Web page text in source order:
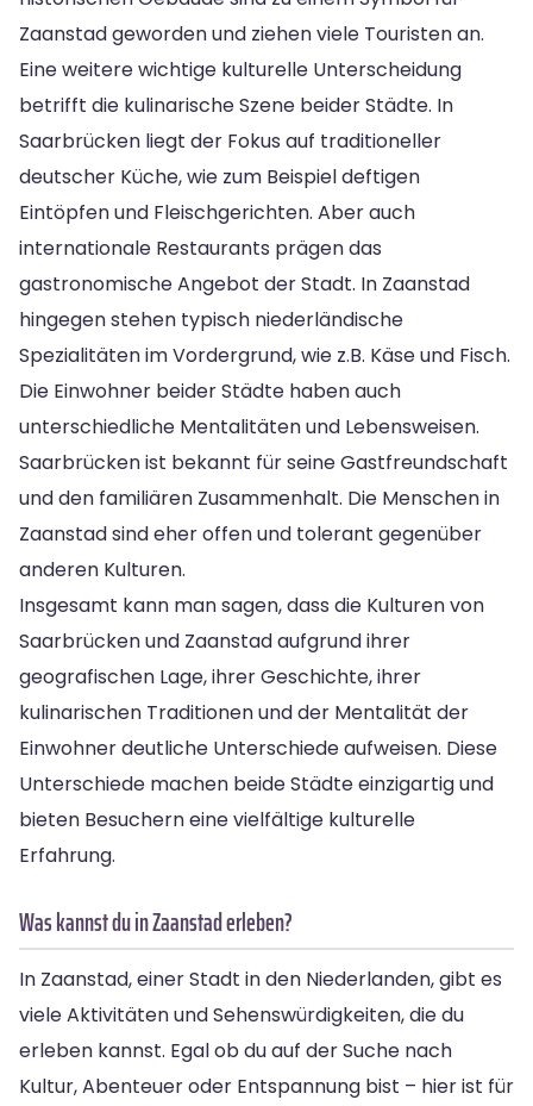
Zaanstad geworden und ziehen viele Touristen an.
Eine weitere wichtige kulturelle Unterscheidung
betrifft die kulinarische Szene beider Städte. In
Saarbrücken liegt der Fokus auf traditioneller
deutscher Küche, wie zum Beispiel deftigen
Eintöpfen und Fleischgerichten. Aber auch
internationale Restaurants prägen das
gastronomische Angebot der Stadt. In Zaanstad
hingegen stehen typisch niederländische
Spezialitäten im Vordergrund, wie z.B. Käse und Fisch.
Die Einwohner beider Städte haben auch
unterschiedliche Mentalitäten und Lebensweisen.
Saarbrücken ist bekannt für seine Gastfreundschaft
und den familiären Zusammenhalt. Die Menschen in
Zaanstad sind eher offen und tolerant gegenüber
anderen Kulturen.
Insgesamt kann man sagen, dass die Kulturen von
Saarbrücken und Zaanstad aufgrund ihrer
geografischen Lage, ihrer Geschichte, ihrer
kulinarischen Traditionen und der Mentalität der
Einwohner deutliche Unterschiede aufweisen. Diese
Unterschiede machen beide Städte einzigartig und
bieten Besuchern eine vielfältige kulturelle
Erfahrung.
Was kannst du in Zaanstad erleben?
In Zaanstad, einer Stadt in den Niederlanden, gibt es
viele Aktivitäten und Sehenswürdigkeiten, die du
erleben kannst. Egal ob du auf der Suche nach
Kultur, Abenteuer oder Entspannung bist – hier ist für